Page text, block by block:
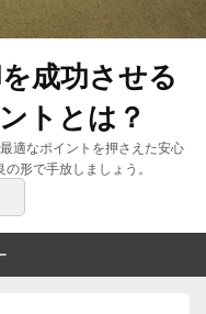
成功させる
トとは？
適なポイントを押さえた安心
形で手放しましょう。